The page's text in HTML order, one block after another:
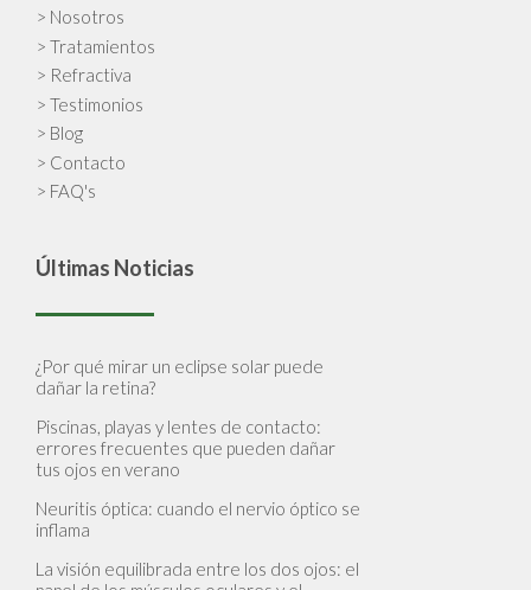
> Nosotros
> Tratamientos
> Refractiva
> Testimonios
> Blog
> Contacto
> FAQ's
Últimas Noticias
¿Por qué mirar un eclipse solar puede
dañar la retina?
Piscinas, playas y lentes de contacto:
errores frecuentes que pueden dañar
tus ojos en verano
Neuritis óptica: cuando el nervio óptico se
inflama
La visión equilibrada entre los dos ojos: el